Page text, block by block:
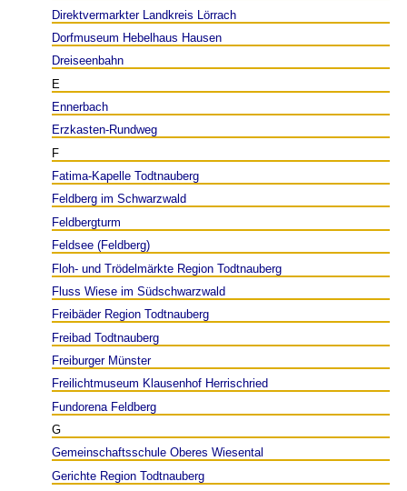
Direktvermarkter Landkreis Lörrach
Dorfmuseum Hebelhaus Hausen
Dreiseenbahn
E
Ennerbach
Erzkasten-Rundweg
F
Fatima-Kapelle Todtnauberg
Feldberg im Schwarzwald
Feldbergturm
Feldsee (Feldberg)
Floh- und Trödelmärkte Region Todtnauberg
Fluss Wiese im Südschwarzwald
Freibäder Region Todtnauberg
Freibad Todtnauberg
Freiburger Münster
Freilichtmuseum Klausenhof Herrischried
Fundorena Feldberg
G
Gemeinschaftsschule Oberes Wiesental
Gerichte Region Todtnauberg